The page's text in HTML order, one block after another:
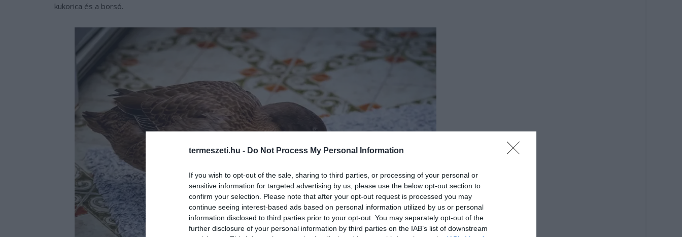
termeszeti.hu - Do Not Process My Personal Information
If you wish to opt-out of the sale, sharing to third parties, or processing of your personal or
sensitive information for targeted advertising by us, please use the below opt-out section to
confirm your selection. Please note that after your opt-out request is processed you may
continue seeing interest-based ads based on personal information utilized by us or personal
information disclosed to third parties prior to your opt-out. You may separately opt-out of the
further disclosure of your personal information by third parties on the IAB’s list of downstream
kukorica és a borsó.